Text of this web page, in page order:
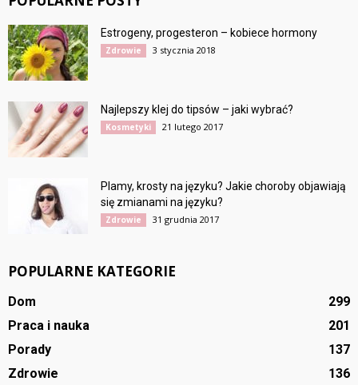
Estrogeny, progesteron – kobiece hormony
Zdrowie 3 stycznia 2018
Najlepszy klej do tipsów – jaki wybrać?
Kosmetyki 21 lutego 2017
Plamy, krosty na języku? Jakie choroby objawiają
się zmianami na języku?
Zdrowie 31 grudnia 2017
POPULARNE KATEGORIE
Dom
299
Praca i nauka
201
Porady
137
Zdrowie
136